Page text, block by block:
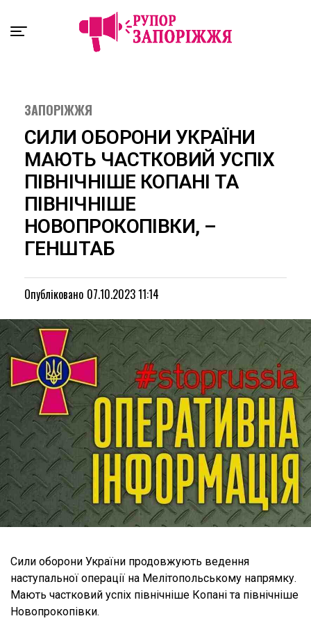
ЗАПОРІЖЖЯ
СИЛИ ОБОРОНИ УКРАЇНИ
МАЮТЬ ЧАСТКОВИЙ УСПІХ
ПІВНІЧНІШЕ КОПАНІ ТА
ПІВНІЧНІШЕ
НОВОПРОКОПІВКИ, –
ГЕНШТАБ
Опубліковано 07.10.2023 11:14
Сили оборони України продовжують ведення
наступальної операції на Мелітопольському напрямку.
Мають частковий успіх північніше Копані та північніше
Новопрокопівки.
Exit mobile version